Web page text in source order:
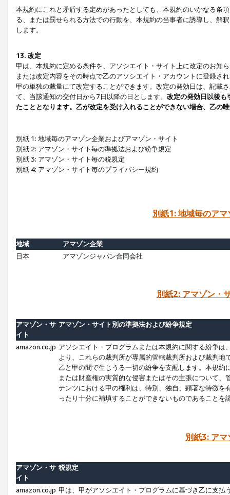
本規約にこれと矛盾する定めがあったとしても、本規約のいかなる条
る、または罰せられる方法での行動を、本規約の当事者に誘導し、解
します。
13. 改定
甲は、本規約に定める条件を、アソシエイト・サイト上に改定のお知
または改定内容をその時点で乙のアソシエイト・アカウントに登録さ
甲の単独の裁量にて改定することができます。改定の発効日は、記載
て、当該通知の交付日から7日以降の日とします。 改定の発効日以後も
たこととなります。乙が改定を受け入れることができない場合、乙の
別紙 1: 地域毎のアマゾン企業およびアマゾン・サイト
別紙 2: アマゾン・サイト毎の準拠法および紛争規定
別紙 3: アマゾン・サイト毎の税規定
別紙 4: アマゾン・サイト毎のプライバシー規約
別紙1: 地域毎のア
地域
アマゾン企業
日本
アマゾンジャパン合同会社
別紙2: アマゾン・
アマゾン・サ
イト
アマゾン・サイト別の準拠法および紛争規定
amazon.co.jp アソシエイト・プログラムまたは本規約に関する紛争
より、これらの裁判所が専属的管轄裁判所および裁判
乙と甲の間で生じうる一切の紛争を支配します。本規
または財産権の実質的な侵害またはその主張について
テンツにおける甲の権利は、特別、独自、顕著な特徴
ったり十分に補填することができないものであることを
別紙3: ア
アマゾン・サ
イト
税規定
amazon.co.jp 甲は、甲がアソシエイト・プログラムに基づき乙に支